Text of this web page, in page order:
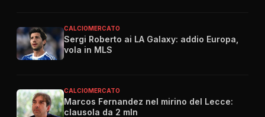
CALCIOMERCATO
Sergi Roberto ai LA Galaxy: addio Europa,
vola in MLS
CALCIOMERCATO
Marcos Fernandez nel mirino del Lecce:
clausola da 2 mln